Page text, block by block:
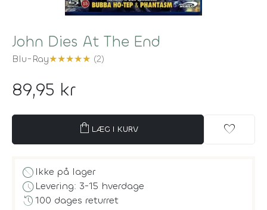
John Dies At The End
Blu-Ray★★★★★ (2)
89,95 kr
shopping_bag LÆG I KURV favorite
block Ikke på lager
scheduleLevering: 3-15 hverdage
history100 dages returret